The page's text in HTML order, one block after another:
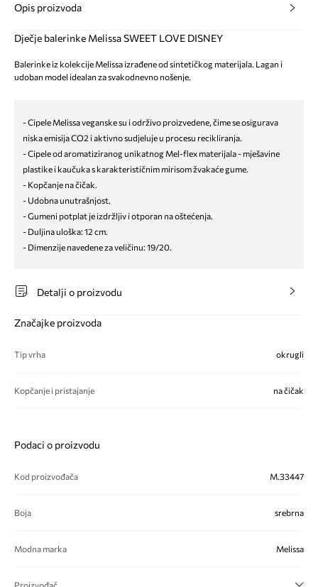
Opis proizvoda
Dječje balerinke Melissa SWEET LOVE DISNEY
Balerinke iz kolekcije Melissa izrađene od sintetičkog materijala. Lagan i
udoban model idealan za svakodnevno nošenje.
- Cipele Melissa veganske su i održivo proizvedene, čime se osigurava
niska emisija CO2 i aktivno sudjeluje u procesu recikliranja.
- Cipele od aromatiziranog unikatnog Mel-flex materijala - mješavine
plastike i kaučuka s karakterističnim mirisom žvakaće gume.
- Kopčanje na čičak.
- Udobna unutrašnjost.
- Gumeni potplat je izdržljiv i otporan na oštećenja.
- Duljina uloška: 12 cm.
- Dimenzije navedene za veličinu: 19/20.
Detalji o proizvodu
Značajke proizvoda
Tip vrha okrugli
Kopčanje i pristajanje na čičak
Podaci o proizvodu
Kod proizvođača M.33447
Boja srebrna
Modna marka Melissa
Proizvođač